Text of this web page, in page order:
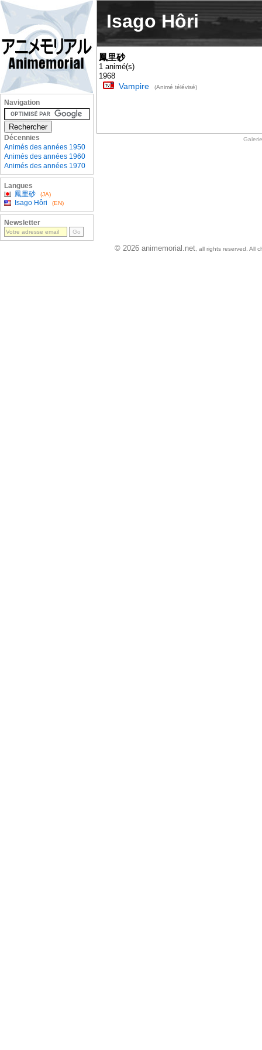
Isago Hôri
鳳里砂
1 animé(s)
1968
Vampire (Animé télévisé)
Galerie
Navigation
Décennies
Animés des années 1950
Animés des années 1960
Animés des années 1970
Langues
鳳里砂
(JA)
Isago Hôri (EN)
Newsletter
© 2026 animemorial.net , all rights reserved. All